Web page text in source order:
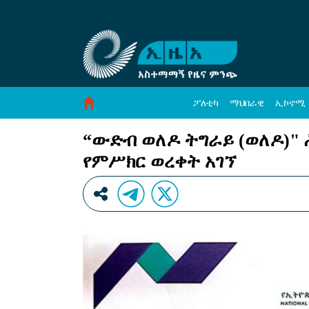
“ውድብ ወለዶ ትግራይ (ወለዶ)&#34; ሕጋዊ ክልላዊ
ፖለቲካ ማህበራዊ ኢኮኖሚ
“ውድብ ወለዶ ትግራይ (ወለዶ)"
የምሥክር ወረቀት አገኘ